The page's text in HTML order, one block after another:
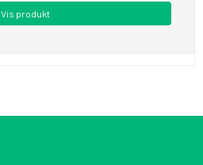
Vis produkt